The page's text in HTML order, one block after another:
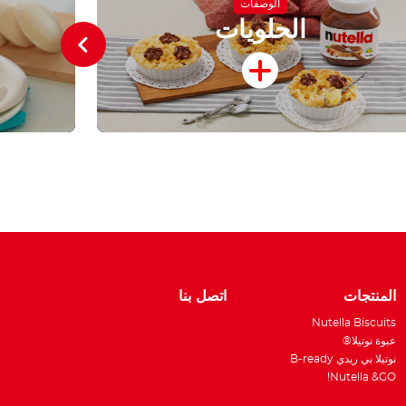
الوصفات
الحلويات
المنتجات
Nutella Biscuits
عبوة نوتيلا®
نوتيلا بي ريدي B-ready
Nutella &GO!
اتصل بنا